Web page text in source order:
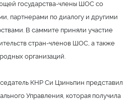
государства-члены ШОС со
партнерами по диалогу и другими
В саммите приняли участие
стран-членов ШОС, а также
организаций.
КНР Си Цзиньпин представил
Управления, которая получила